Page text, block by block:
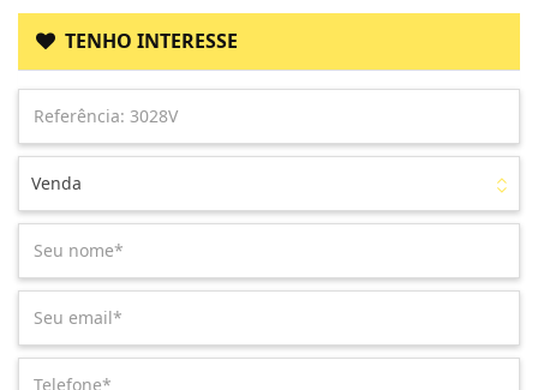
TENHO INTERESSE
Venda